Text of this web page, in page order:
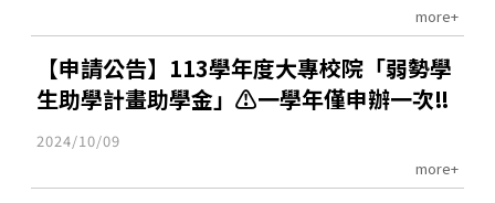
more+
【申請公告】113學年度大專校院「弱勢學
生助學計畫助學金」⚠️一學年僅申辦一次‼️
2024/10/09
more+